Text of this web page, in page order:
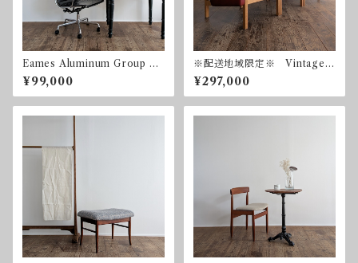
Eames Aluminum Group M
anagement Chair by Charle
s & Ray Eames for Herman
Miller
¥99,000
※配送地域限定※ Vintage
Modular Sofa by Dan Svart
h for Fredericia デンマー
ク フレデリシア
¥297,000